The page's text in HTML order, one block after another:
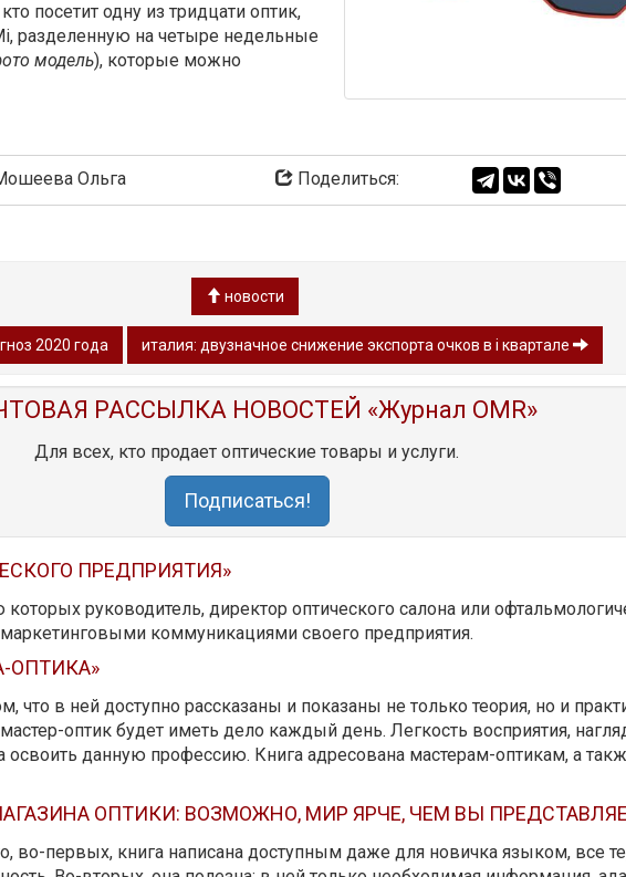
посетит одну из тридцати оптик,
разделенную на четыре недельные
модель), которые можно
Ольга Поделиться:
новости
2020 года италия: двузначное снижение экспорта очков в i квартале
РАССЫЛКА НОВОСТЕЙ «Журнал OMR»
Для всех, кто продает оптические товары и услуги.
Подписаться!
ПРЕДПРИЯТИЯ»
руководитель, директор оптического салона или
коммуникациями своего предприятия.
ОПТИКА»
что в ней доступно рассказаны и показаны не только теория, но и
оптик будет иметь дело каждый день. Легкость восприятия,
освоить данную профессию. Книга адресована мастерам-оптикам, а
ОПТИКИ: ВОЗМОЖНО, МИР ЯРЧЕ, ЧЕМ ВЫ
во-первых, книга написана доступным даже для новичка языком, все